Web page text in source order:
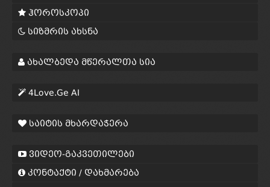
ჰოროსკოპი
სიზმრის ახსნა
ახალბედა მწერალთა სია
4Love.Ge AI
საიტის მხარდაჭერა
ვიდეო-გაკვეთილები
კონტაქტი / დახმარება